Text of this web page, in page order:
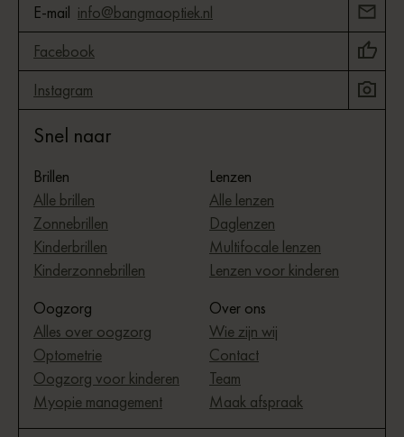
E-mail info@bangmaoptiek.nl
Facebook
Instagram
Snel naar
Brillen
Alle brillen
Zonnebrillen
Kinderbrillen
Kinderzonnebrillen
Lenzen
Alle lenzen
Daglenzen
Multifocale lenzen
Lenzen voor kinderen
Oogzorg
Alles over oogzorg
Optometrie
Oogzorg voor kinderen
Myopie management
Over ons
Wie zijn wij
Contact
Team
Maak afspraak